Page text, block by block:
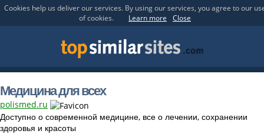
Cookies help us deliver our services. By using our services, you agree to our
of cookies.
Learn more Close
Медицина для всех
polismed.ru
Доступно о современной медицине, все о лечении, сохранении
здоровья и красоты